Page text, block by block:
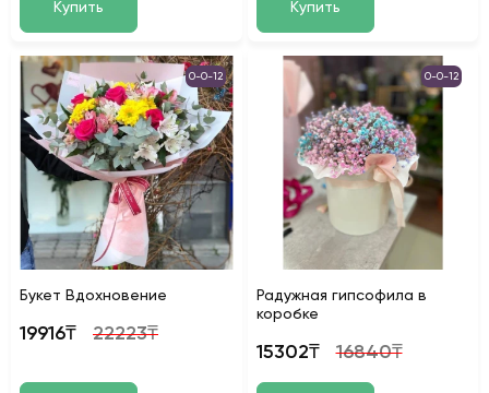
Купить Купить
0-0-12
Букет Вдохновение
19916₸ 22223₸
0-0-12
Радужная гипсофила в
коробке
15302₸ 16840₸